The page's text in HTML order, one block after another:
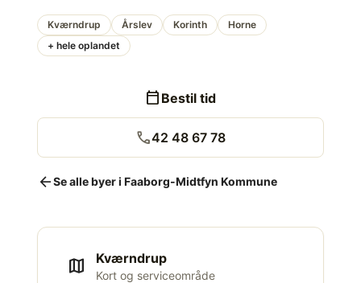
Kværndrup Årslev Korinth
Horne
+ hele oplandet
calendar_today Bestil tid
call42 48 67 78
arrow_backSe alle byer i Faaborg-Midtfyn Kommune
map Kværndrup
Kort og serviceområde